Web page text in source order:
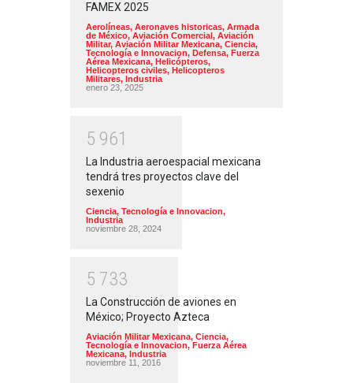
FAMEX 2025
Aerolíneas, Aeronaves historicas, Armada
de México, Aviación Comercial, Aviación
Militar, Aviación Militar Mexicana, Ciencia,
Tecnología e Innovacion, Defensa, Fuerza
Aérea Mexicana, Helicópteros,
Helicopteros civiles, Helicopteros
Militares, Industria
enero 23, 2025
5 961
La Industria aeroespacial mexicana
tendrá tres proyectos clave del
sexenio
Ciencia, Tecnología e Innovacion,
Industria
noviembre 28, 2024
5 733
La Construcción de aviones en
México; Proyecto Azteca
Aviación Militar Mexicana, Ciencia,
Tecnología e Innovacion, Fuerza Aérea
Mexicana, Industria
noviembre 11, 2016